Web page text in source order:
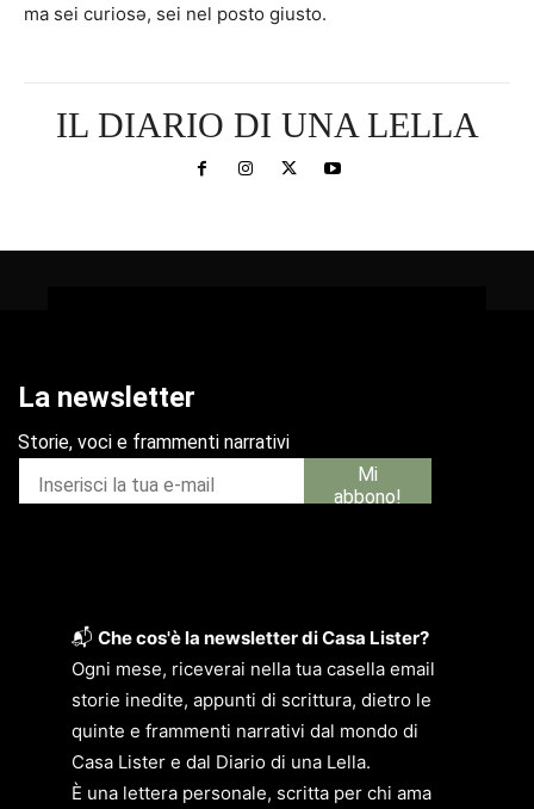
ma sei curiosə, sei nel posto giusto.
IL DIARIO DI UNA LELLA
📬 Che cos'è la newsletter di Casa Lister?
Ogni mese, riceverai nella tua casella email
storie inedite, appunti di scrittura, dietro le
quinte e frammenti narrativi dal mondo di
Casa Lister e dal Diario di una Lella.
È una lettera personale, scritta per chi ama